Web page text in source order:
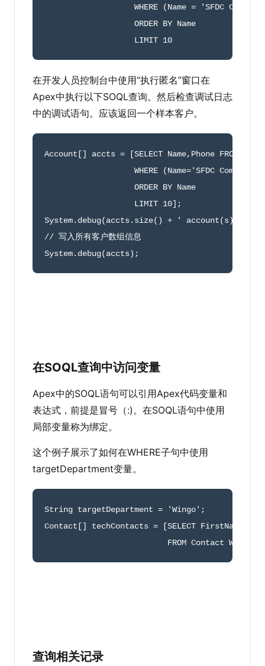
                   WHERE
(Name =
'SFDC
                   ORDER BY Name
                   LIMIT
10
在开发人员控制台中使用“执行匿名”窗口在
Apex中执行以下SOQL查询。然后检查调试日志
中的调试语句。应该返回一个样本客户。
Account [] accts = [SELECT Name, Phone FROM
                   WHERE
(Name='SFDC
                   ORDER BY Name
                   LIMIT
10] ;
System. debug(accts. size( ) +
' account(s)
// 写入所有客户数组信息
System. debug(accts) ;
在SOQL查询中访问变量
Apex中的SOQL语句可以引用Apex代码变量和
表达式，前提是冒号（:)。在SOQL语句中使用
局部变量称为绑定。
这个例子展示了如何在WHERE子句中使用
targetDepartment变量。
String targetDepartment = 'Wingo' ;
Contact [] techContacts = [SELECT FirstName
FROM Contact WHERE
查询相关记录